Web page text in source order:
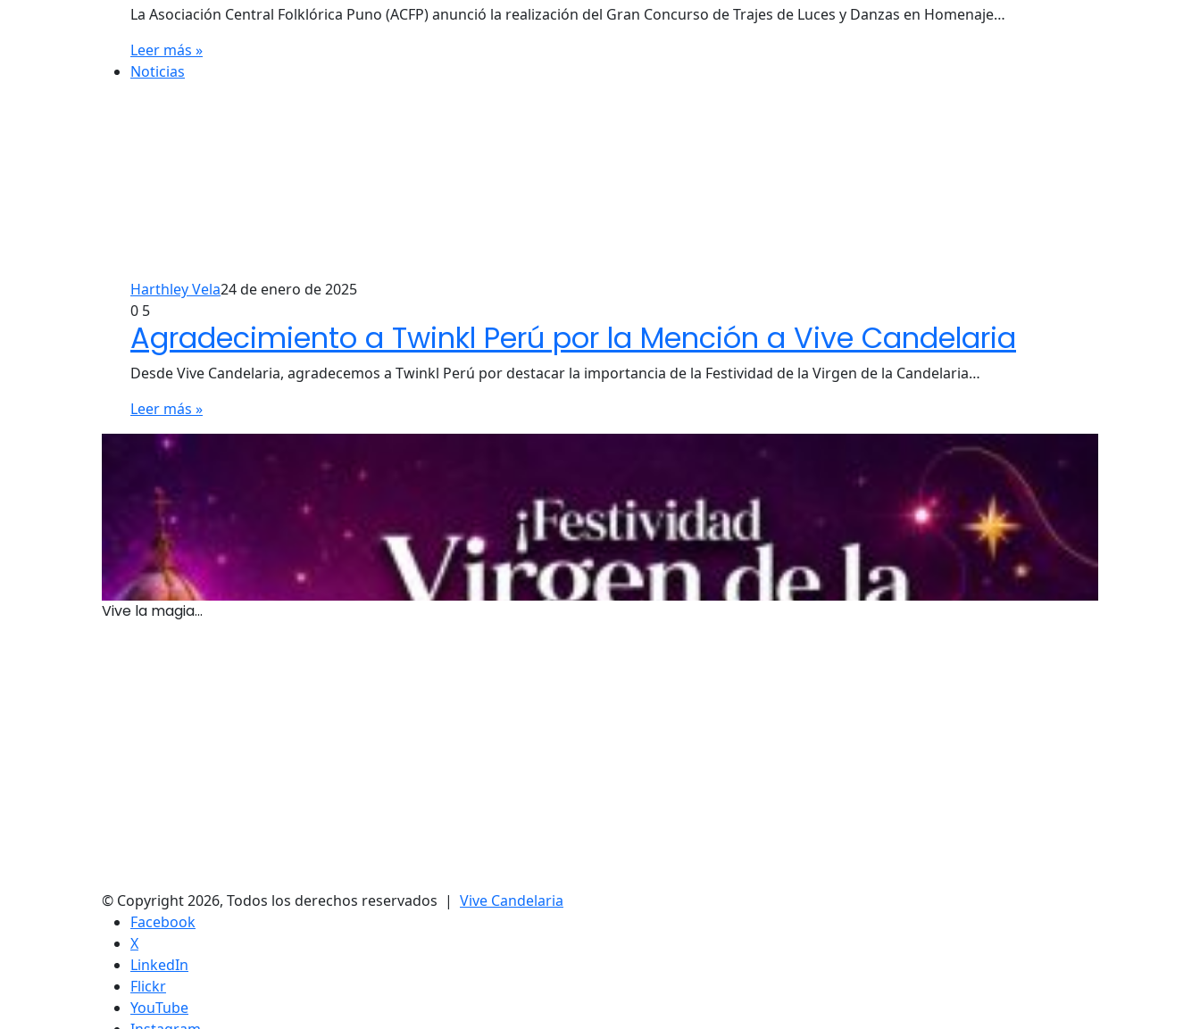
La Asociación Central Folklórica Puno (ACFP) anunció la realización del Gran Concurso de Trajes de Luces y Danzas en Homenaje…
Leer más »
Noticias
Harthley Vela24 de enero de 2025
0 5
Agradecimiento a Twinkl Perú por la Mención a Vive Candelaria
Desde Vive Candelaria, agradecemos a Twinkl Perú por destacar la importancia de la Festividad de la Virgen de la Candelaria…
Leer más »
Vive la magia...
© Copyright 2026, Todos los derechos reservados | Vive Candelaria
Facebook
X
LinkedIn
Flickr
YouTube